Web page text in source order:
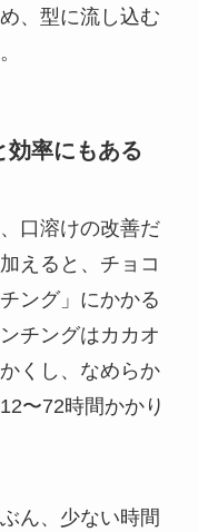
、型に流し込む
効率にもある
口溶けの改善だ
えると、チョコ
ング」にかかる
チングはカカオ
くし、なめらか
〜72時間かかり
ん、少ない時間